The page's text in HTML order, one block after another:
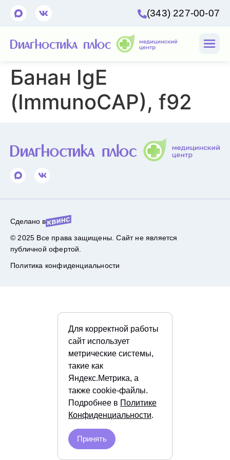
(343) 227-00-07
Банан IgE
(ImmunoCAP), f92
Сделано в
© 2025 Все права защищены. Сайт не является
публичной офертой.
Политика конфиденциальности
Для корректной работы
сайт использует
метрические системы,
такие как
Яндекс.Метрика, а
также cookie-файлы.
Подробнее в Политике
Конфиденциальности.
Принять